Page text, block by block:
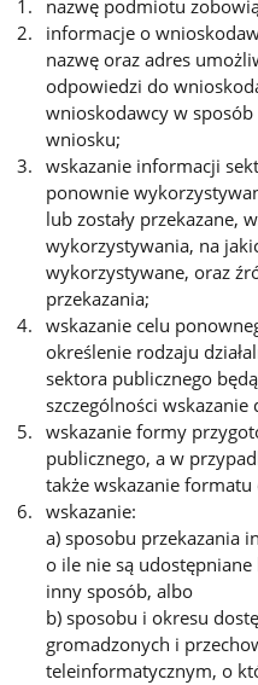
nazwę podmiotu
informacje o
nazwę oraz adres
odpowiedzi do
wnioskodawcy w
wniosku;
wskazanie informacji
ponownie
lub zostały przekazane,
wykorzystywania, na
wykorzystywane, oraz
przekazania;
wskazanie celu
określenie rodzaju
sektora publicznego
szczególności
wskazanie formy
publicznego, a w
także wskazanie formatu
wskazanie:
a) sposobu przekazania
o ile nie są udostępniane
inny sposób, albo
b) sposobu i okresu
gromadzonych i
teleinformatycznym, o